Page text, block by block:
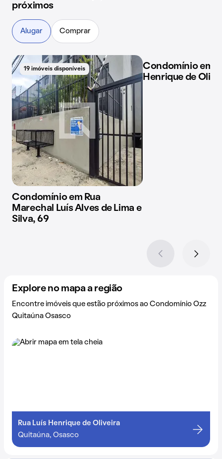
próximos
Alugar Comprar
19 imóveis disponíveis
Condomínio em Rua
Marechal Luís Alves de Lima e
Silva, 69
1 imóvel disponível
Condomínio em
Henrique de
Explore no mapa a região
Encontre imóveis que estão próximos ao Condomínio Ozz
Quitaúna Osasco
Rua Luís Henrique de Oliveira
Quitaúna, Osasco